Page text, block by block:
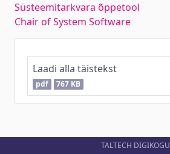
Süsteemitarkvara õppetool
Chair of System Software
Laadi alla täistekst
pdf 767 KB
TALTECH DIGIKOGU